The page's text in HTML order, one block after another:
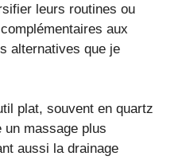
leurs routines ou
aux
alternatives que je
plat, souvent en quartz
un massage plus
aussi la drainage